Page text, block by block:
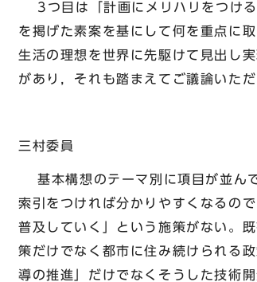
3つ目は「計画にメリハリをつける
を掲げた素案を基にして何を重点に
生活の理想を世界に先駆けて見出し
があり，それも踏まえてご議論いただ
三村委員
基本構想のテーマ別に項目が並ん
索引をつければ分かりやすくなるの
普及していく」という施策がない。
策だけでなく都市に住み続けられる
導の推進」だけでなくそうした技術